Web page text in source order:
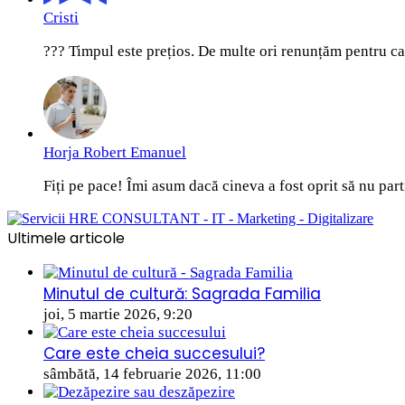
Cristi
??? Timpul este prețios. De multe ori renunțăm pentru
Horja Robert Emanuel
Fiți pe pace! Îmi asum dacă cineva a fost oprit să nu
Ultimele articole
Minutul de cultură: Sagrada Familia
joi, 5 martie 2026, 9:20
Care este cheia succesului?
sâmbătă, 14 februarie 2026, 11:00